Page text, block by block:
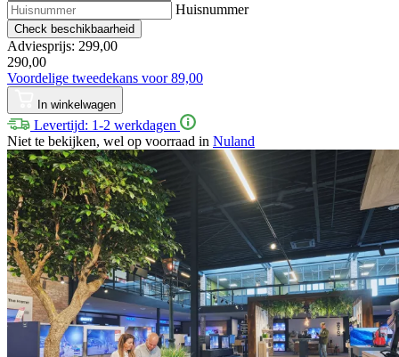
Huisnummer
Check beschikbaarheid
Adviesprijs: 299,00
290,00
Voordelige tweedekans voor 89,00
In winkelwagen
Levertijd: 1-2 werkdagen
Niet te bekijken, wel op voorraad in Nuland